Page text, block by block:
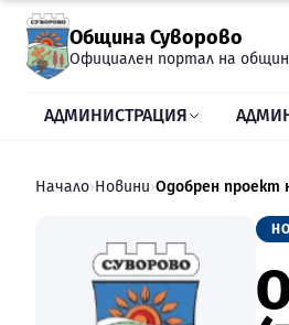
Прескочи към съдържанието
Община Суворово
Официален портал на
АДМИНИСТРАЦИЯ
Начало›Новини›